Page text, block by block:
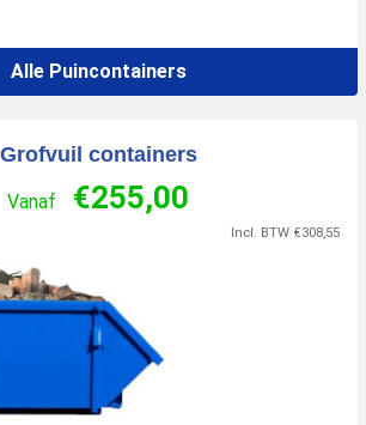
Alle Puincontainers
Grofvuil containers
Vanaf €255,00
Incl. BTW €308,55